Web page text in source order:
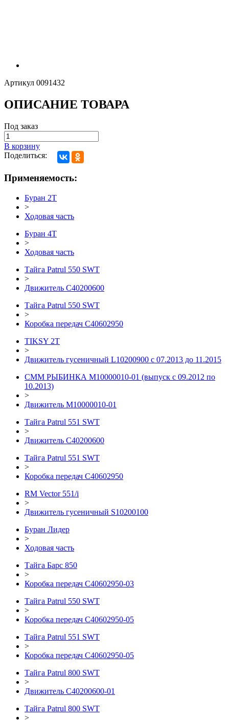
Артикул 0091432
ОПИСАНИЕ ТОВАРА
Под заказ
В корзину
Поделиться:
Применяемость:
Буран 2Т
>
Ходовая часть
Буран 4Т
>
Ходовая часть
Тайга Patrul 550 SWT
>
Движитель C40200600
Тайга Patrul 550 SWT
>
Коробка передач С40602950
TIKSY 2T
>
Движитель гусеничный L10200900 с 07.2013 до 11.2015
СММ РЫБИНКА M10000010-01 (выпуск с 09.2012 по
10.2013)
>
Движитель М10000010-01
Тайга Patrul 551 SWT
>
Движитель C40200600
Тайга Patrul 551 SWT
>
Коробка передач С40602950
RM Vector 551/i
>
Движитель гусеничный S10200100
Буран Лидер
>
Ходовая часть
Тайга Барс 850
>
Коробка передач С40602950-03
Тайга Patrul 550 SWT
>
Коробка передач C40602950-05
Тайга Patrul 551 SWT
>
Коробка передач C40602950-05
Тайга Patrul 800 SWT
>
Движитель C40200600-01
Тайга Patrul 800 SWT
>